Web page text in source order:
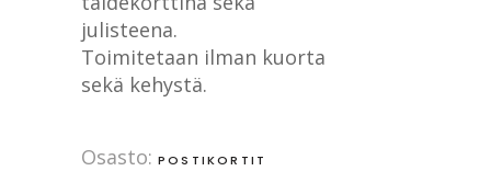
julisteena.
Toimitetaan ilman kuorta
sekä kehystä.
Osasto: POSTIKORTIT